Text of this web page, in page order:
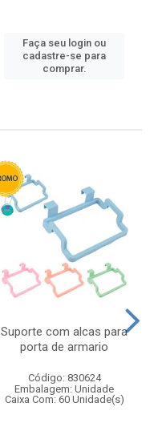
Faça seu login ou
cadastre-se para
comprar.
Suporte com alcas para
porta de armario
Código: 830624
Embalagem: Unidade
Caixa Com: 60 Unidade(s)